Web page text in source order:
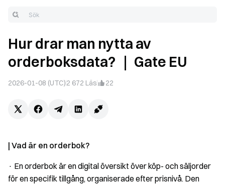
Hur drar man nytta av
orderboksdata? ｜ Gate EU
2026-01-08 (UTC)2 672 Läs 22
| Vad är en orderbok?
· En orderbok är en digital översikt över köp- och säljorder
för en specifik tillgång, organiserade efter prisnivå. Den